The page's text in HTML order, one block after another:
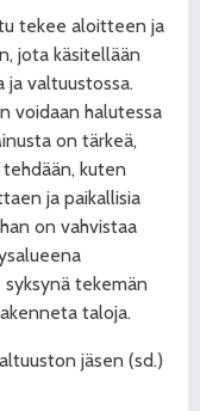
tekee aloitteen ja
jota käsitellään
ja valtuustossa.
voidaan halutessa
on tärkeä,
kuten
ja paikallisia
on vahvistaa
syksynä tekemän
taloja.
jäsen (sd.)